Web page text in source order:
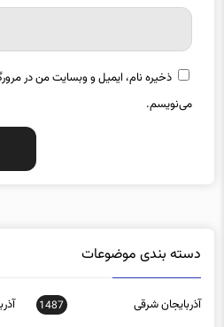
ذخیره نام، ایمیل و وبسایت من در
می‌نویسم.
آذربایجان شرقی
اجتماعی 15588